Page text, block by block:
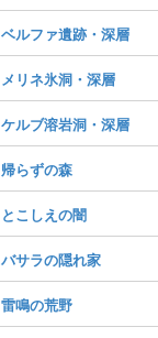
ベルファ遺跡・深層
メリネ氷洞・深層
ケルブ溶岩洞・深層
帰らずの森
とこしえの闇
バサラの隠れ家
雷鳴の荒野